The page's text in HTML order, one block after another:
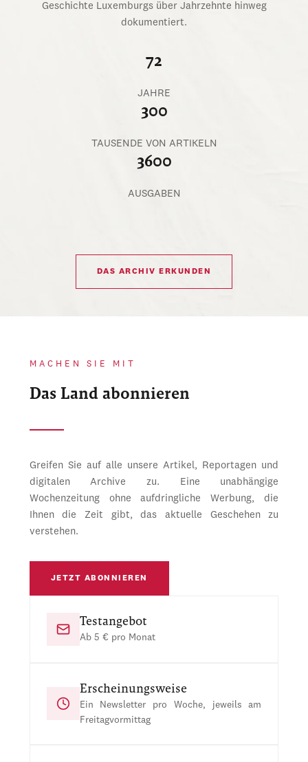
Geschichte Luxemburgs über Jahrzehnte hinweg
dokumentiert.
72
JAHRE
300
TAUSENDE VON ARTIKELN
3600
AUSGABEN
DAS ARCHIV ERKUNDEN
MACHEN SIE MIT
Das Land abonnieren
Greifen Sie auf alle unsere Artikel, Reportagen und
digitalen Archive zu. Eine unabhängige
Wochenzeitung ohne aufdringliche Werbung, die
Ihnen die Zeit gibt, das aktuelle Geschehen zu
verstehen.
JETZT ABONNIEREN
Testangebot
Ab 5 € pro Monat
Erscheinungsweise
Ein Newsletter pro Woche, jeweils am
Freitagvormittag